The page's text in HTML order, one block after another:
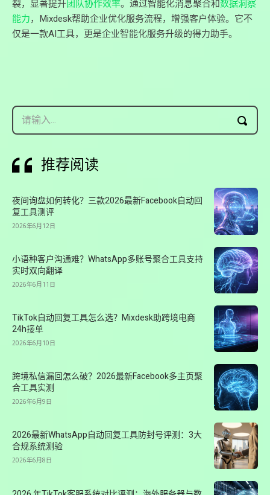
裂，显著提升团队协作效率。通过智能化消息聚合和数据洞察
能力，Mixdesk帮助企业优化服务流程，增强客户体验。它不
仅是一款AI工具，更是企业智能化服务升级的得力助手。
请输入...
推荐阅读
夜间询盘如何转化？三款2026最新Facebook自动回
复工具测评
2026年6月12日
小语种客户沟通难？WhatsApp多账号聚合工具支持
实时双向翻译
2026年6月11日
TikTok自动回复工具怎么选？Mixdesk助跨境电商
24h接单
2026年6月10日
跨境私信漏回怎么破？2026最新Facebook多主页聚
合工具实测
2026年6月9日
2026最新WhatsApp自动回复工具防封号评测：3大
合规系统测验
2026年6月8日